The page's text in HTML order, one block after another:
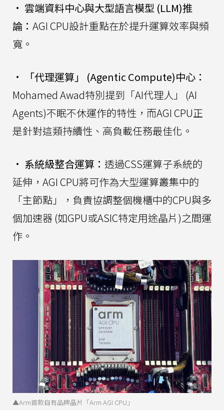
• 雲端資料中心與大型語言模型 (LLM)推
論： AGI CPU設計重點在於提升運算效率與頻
寬。
•
「代理運算」 (Agentic Compute)中心：
Mohamed Awad特別提到「AI代理人」 (AI
Agents)不眠不休運作的特性，而AGI CPU正
是針對這類持續性、高負載任務最佳化。
• 系統級整合運算： 透過CSS運算子系統的
延伸，AGI CPU將可作為大型運算叢集中的
「主節點」，負責協調整個機櫃中的CPU與多
個加速器 (如GPU或ASIC特定用途晶片)之間運
作。
▲Arm首款自有品牌晶片「Arm AGI CPU」